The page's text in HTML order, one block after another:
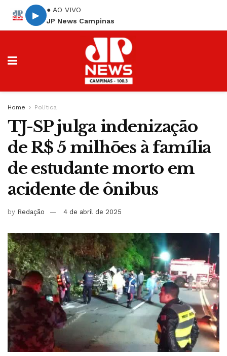
▶
● AO VIVO
JP News Campinas
Home Política
TJ-SP julga indenização
de R$ 5 milhões à família
de estudante morto em
acidente de ônibus
by Redação 4 de abril de 2025